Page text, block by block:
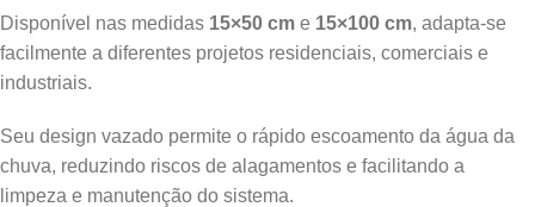
Disponível nas medidas 15×50 cm e 15×100 cm, adapta-se
facilmente a diferentes projetos residenciais, comerciais e
industriais.
Seu design vazado permite o rápido escoamento da água da
chuva, reduzindo riscos de alagamentos e facilitando a
limpeza e manutenção do sistema.